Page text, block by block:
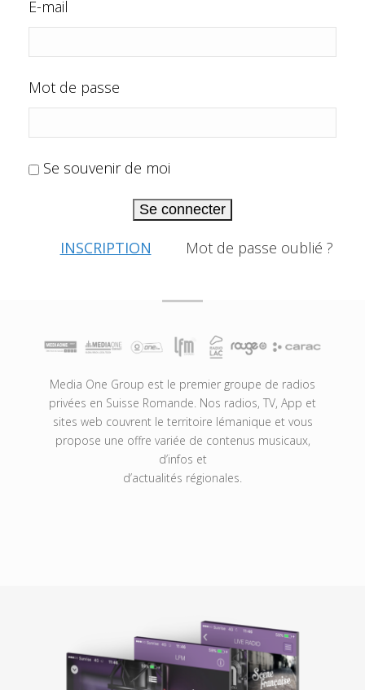
E-mail
Mot de passe
Se souvenir de moi
Se connecter
INSCRIPTION Mot de passe oublié ?
Media One Group est le premier groupe de radios
privées en Suisse Romande. Nos radios, TV, App et
sites web couvrent le territoire lémanique et vous
propose une offre variée de contenus musicaux,
d’infos et
d’actualités régionales.